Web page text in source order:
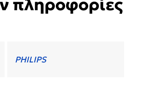
πληροφορίες
PHILIPS